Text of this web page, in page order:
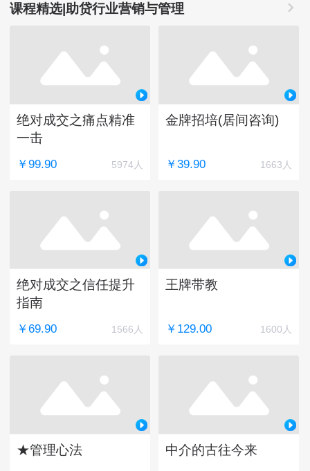
课程精选|助贷行业营销与管理
绝对成交之痛点精准
一击
￥99.90 5974人
金牌招培(居间咨询)
￥39.90 1663人
绝对成交之信任提升
指南
￥69.90 1566人
王牌带教
￥129.00 1600人
★管理心法 中介的古往今来